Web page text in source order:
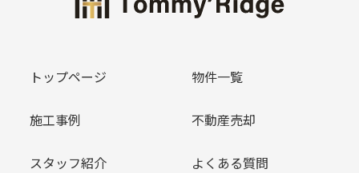
トップページ 物件一覧
施工事例 不動産売却
スタッフ紹介 よくある質問